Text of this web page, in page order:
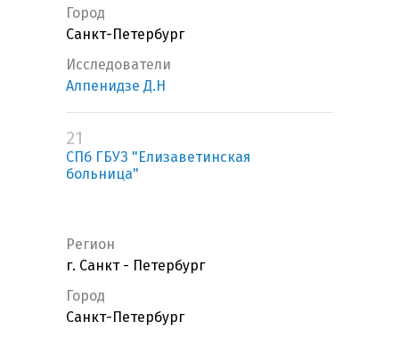
Город
Санкт-Петербург
Исследователи
Алпенидзе Д.Н
21
СПб ГБУЗ "Елизаветинская
больница"
Регион
г. Санкт - Петербург
Город
Санкт-Петербург